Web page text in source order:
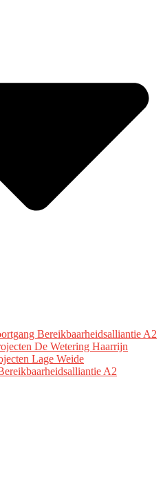
Bereikbaarheidsalliantie A2
De Wetering Haarrijn
Lage Weide
A2